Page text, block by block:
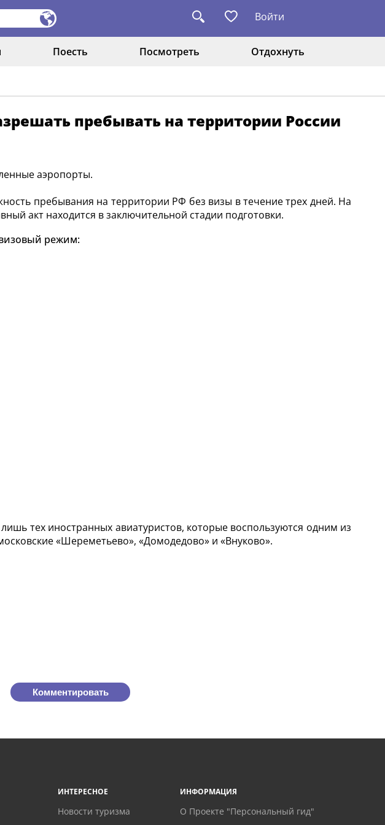
Войти
Поесть Посмотреть Отдохнуть
пребывать на территории России
аэропорты.
пребывания на территории РФ без визы в течение трех дней. На
акт находится в заключительной стадии подготовки.
режим:
тех иностранных авиатуристов, которые воспользуются одним из
«Шереметьево», «Домодедово» и «Внуково».
Комментировать
ИНТЕРЕСНОЕ
Новости туризма
ИНФОРМАЦИЯ
О Проекте "Персональный гид"